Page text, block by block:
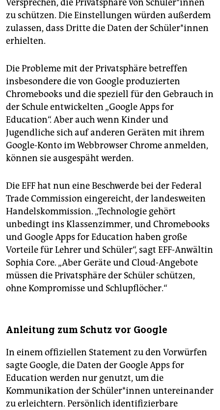
Versprechen, die Privatsphäre von Schüler*innen
zu schützen. Die Einstellungen würden außerdem
zulassen, dass Dritte die Daten der Schüler*innen
erhielten.
Die Probleme mit der Privatsphäre betreffen
insbesondere die von Google produzierten
Chromebooks und die speziell für den Gebrauch in
der Schule entwickelten „Google Apps for
Education“. Aber auch wenn Kinder und
Jugendliche sich auf anderen Geräten mit ihrem
Google-Konto im Webbrowser Chrome anmelden,
können sie ausgespäht werden.
Die EFF hat nun eine Beschwerde bei der Federal
Trade Commission eingereicht, der landesweiten
Handelskommission. „Technologie gehört
unbedingt ins Klassenzimmer, und Chromebooks
und Google Apps for Education haben große
Vorteile für Lehrer und Schüler“, sagt EFF-Anwältin
Sophia Core. „Aber Geräte und Cloud-Angebote
müssen die Privatsphäre der Schüler schützen,
ohne Kompromisse und Schlupflöcher.“
Anleitung zum Schutz vor Google
In einem offiziellen Statement zu den Vorwürfen
sagte Google, die Daten der Google Apps for
Education werden nur genutzt, um die
Kommunikation der Schüler*innen untereinander
zu erleichtern. Persönlich identifizierbare